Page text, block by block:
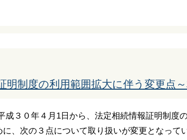
明制度の利用範囲拡大に伴う変更点
成３０年４月1日から、法定相続情報証明制度
、次の３点について取り扱いが変更となって